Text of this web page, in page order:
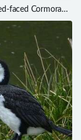
faced Cormorant
urile